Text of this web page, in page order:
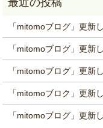
「mitomoブログ」更新
「mitomoブログ」更新
「mitomoブログ」更新
「mitomoブロク」更新
「mitomoブログ」更新